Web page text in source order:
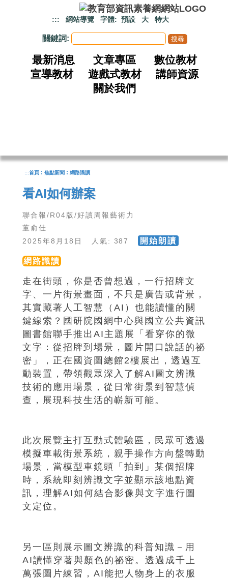
::: 網站導覽 字體: 預設 大 特大
關鍵詞:
最新消息 文章專區
數位教材
宣導教材
遊戲式教材
講師資源
關於我們
:::首頁 : 焦點新聞 : 網路識讀
看AI如何辦案
聯合報/R04版/好讀周報藝術力
董俞佳
2025年8月18日 人氣: 387
開始朗讀
網路識讀
走在街頭，你是否曾想過，一行招牌文
字、一片街景畫面，不只是廣告或背景，
其實藏著人工智慧（AI）也能讀懂的關
鍵線索？國研院國網中心與國立公共資訊
圖書館聯手推出AI主題展「看穿你的微
文字：從招牌到場景，圖片開口說話的祕
密」，正在國資圖總館2樓展出，透過互
動裝置，帶領觀眾深入了解AI圖文辨識
技術的應用場景，從日常街景到智慧偵
查，展現科技生活的嶄新可能。
此次展覽主打互動式體驗區，民眾可透過
模擬車載街景系統，親手操作方向盤轉動
場景，當模型車鏡頭「拍到」某個招牌
時，系統即刻辨識文字並顯示該地點資
訊，理解AI如何結合影像與文字進行圖
文定位。
另一區則展示圖文辨識的科普知識－用
AI讀懂穿著與顏色的祕密。透過成千上
萬張圖片練習，AI能把人物身上的衣服